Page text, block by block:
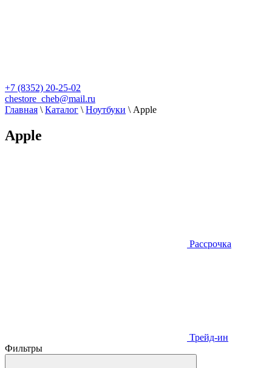
+7 (8352) 20-25-02
chestore_cheb@mail.ru
Главная \ Каталог \ Ноутбуки \ Apple
Apple
Рассрочка
Трейд-ин
Фильтры